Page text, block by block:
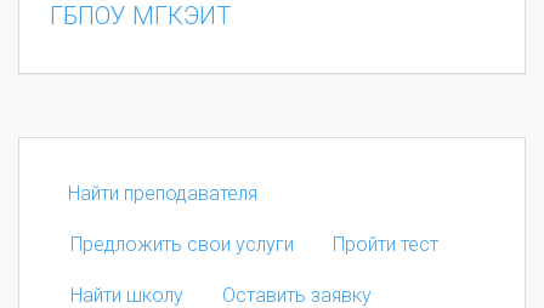
ГБПОУ МГКЭИТ
Найти преподавателя
Предложить свои услуги Пройти тест
Найти школу Оставить заявку